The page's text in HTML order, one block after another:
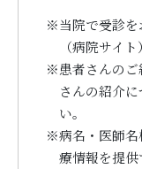
※当院で受診
（病院サイ
※患者さんの
さんの紹介
い。
※病名・医師
療情報を提供